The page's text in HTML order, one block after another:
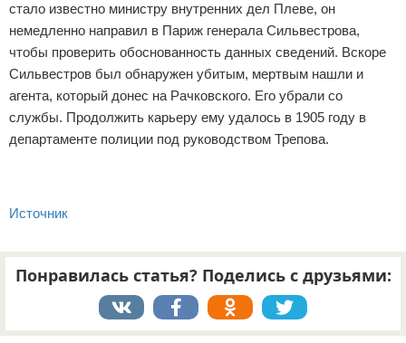
стало известно министру внутренних дел Плеве, он
немедленно направил в Париж генерала Сильвестрова,
чтобы проверить обоснованность данных сведений. Вскоре
Сильвестров был обнаружен убитым, мертвым нашли и
агента, который донес на Рачковского. Его убрали со
службы. Продолжить карьеру ему удалось в 1905 году в
департаменте полиции под руководством Трепова.
Источник
Понравилась статья? Поделись с друзьями: